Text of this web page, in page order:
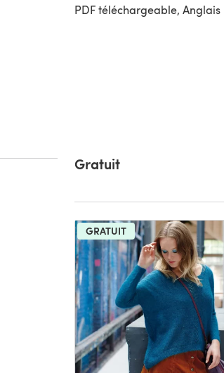
PDF téléchargeable, Anglais
Gratuit
GRATUIT